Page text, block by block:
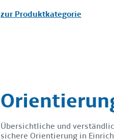
zur Produktkategorie
Übersichtliche und
sichere Orientierung in